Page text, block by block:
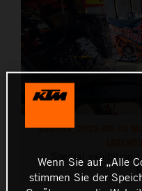
520153_2023-05-10
Special exhibition
Wenn Sie auf „Alle
stimmen Sie der